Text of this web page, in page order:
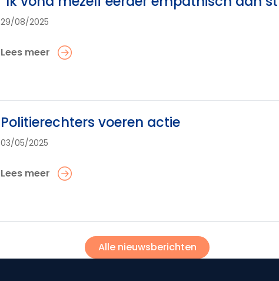
29/08/2025
Lees meer
Politierechters voeren actie
03/05/2025
Lees meer
Alle nieuwsberichten